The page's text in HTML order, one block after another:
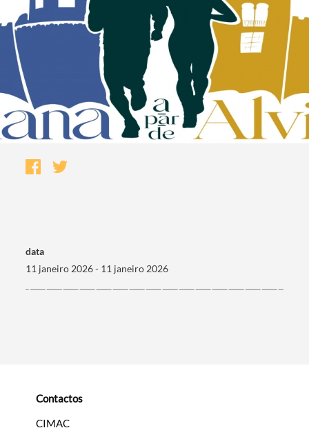
Categorias gerais
data
11 janeiro 2026 - 11 janeiro 2026
Contactos
CIMAC